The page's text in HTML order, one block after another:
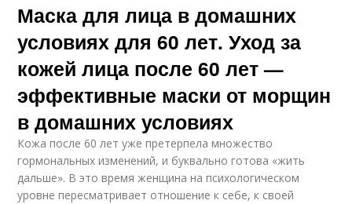
Маска для лица в домашних
условиях для 60 лет. Уход за
кожей лица после 60 лет —
эффективные маски от морщин
в домашних условиях
Кожа после 60 лет уже претерпела множество
гормональных изменений, и буквально готова «жить
дальше». В это время женщина на психологическом
уровне пересматривает отношение к себе, к своей